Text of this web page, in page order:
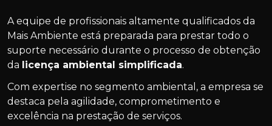
A equipe de profissionais altamente qualificados da
Mais Ambiente está preparada para prestar todo o
suporte necessário durante o processo de obtenção
da licença ambiental simplificada.
Com expertise no segmento ambiental, a empresa se
destaca pela agilidade, comprometimento e
excelência na prestação de serviços.